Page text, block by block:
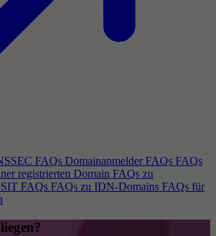
FAQs Domainanmelder FAQs FAQs
registrierten Domain FAQs zu
FAQs FAQs zu IDN-Domains FAQs für